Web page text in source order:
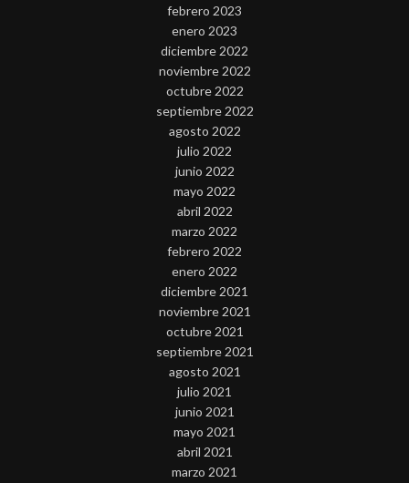
febrero 2023
enero 2023
diciembre 2022
noviembre 2022
octubre 2022
septiembre 2022
agosto 2022
julio 2022
junio 2022
mayo 2022
abril 2022
marzo 2022
febrero 2022
enero 2022
diciembre 2021
noviembre 2021
octubre 2021
septiembre 2021
agosto 2021
julio 2021
junio 2021
mayo 2021
abril 2021
marzo 2021